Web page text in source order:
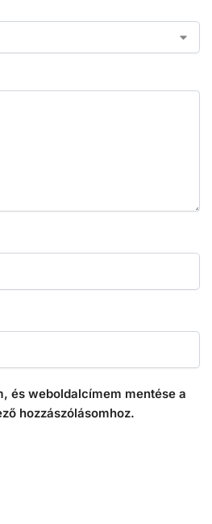
és weboldalcímem mentése a
hozzászólásomhoz.